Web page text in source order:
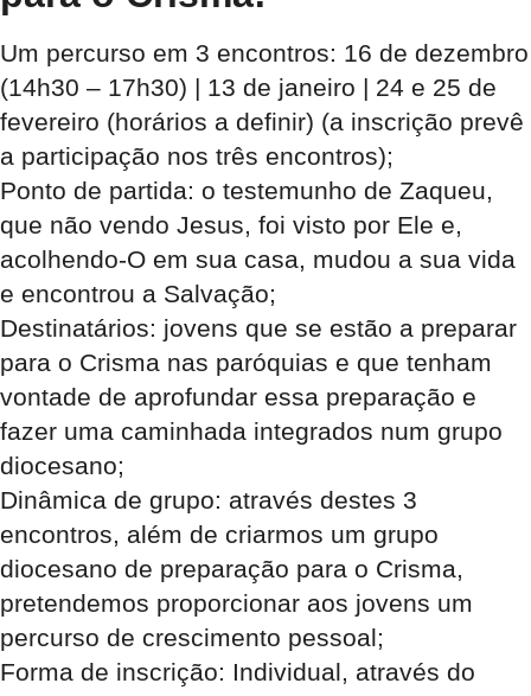
Um percurso em 3 encontros: 16 de dezembro
(14h30 – 17h30) | 13 de janeiro | 24 e 25 de
fevereiro (horários a definir) (a inscrição prevê
a participação nos três encontros);
Ponto de partida: o testemunho de Zaqueu,
que não vendo Jesus, foi visto por Ele e,
acolhendo-O em sua casa, mudou a sua vida
e encontrou a Salvação;
Destinatários: jovens que se estão a preparar
para o Crisma nas paróquias e que tenham
vontade de aprofundar essa preparação e
fazer uma caminhada integrados num grupo
diocesano;
Dinâmica de grupo: através destes 3
encontros, além de criarmos um grupo
diocesano de preparação para o Crisma,
pretendemos proporcionar aos jovens um
percurso de crescimento pessoal;
Forma de inscrição: Individual, através do